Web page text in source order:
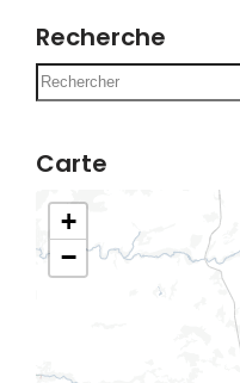
Recherche
Carte
+
−